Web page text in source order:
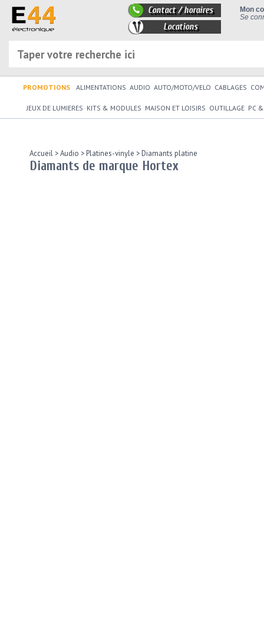
Mon
Se
Contact / horaires
Locations
PROMOTIONS ALIMENTATIONS AUDIO AUTO/MOTO/VELO CABLAGES
JEUX DE LUMIERES KITS & MODULES MAISON ET LOISIRS OUTILLAGE PC
Accueil >Audio >Platines-vinyle >Diamants platine
Diamants de marque Hortex